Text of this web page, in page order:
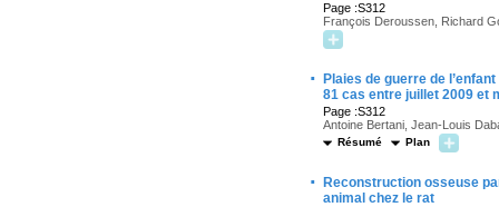
Page :S312
François Deroussen, Richard
·
Plaies de guerre de
81 cas entre juillet 2009 et
Page :S312
Antoine Bertani, Jean-Louis
Résumé Plan
·
Reconstruction osseuse
animal chez le rat